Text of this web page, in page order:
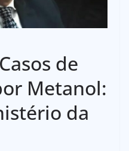
de
Metanol:
da